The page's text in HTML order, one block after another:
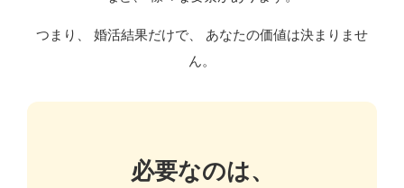
つまり、 婚活結果だけで、 あなたの価値は決まりませ
ん。
必要なのは、